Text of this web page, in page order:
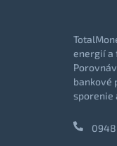
energií a
bankové
sporenie